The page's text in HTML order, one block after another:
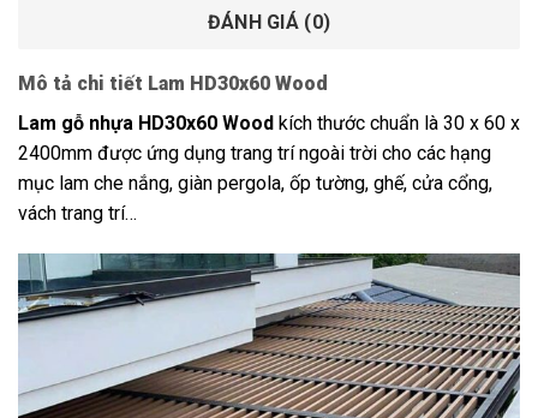
ĐÁNH GIÁ (0)
Mô tả chi tiết Lam HD30x60 Wood
Lam gỗ nhựa HD30x60 Wood kích thước chuẩn là 30 x 60 x
2400mm được ứng dụng trang trí ngoài trời cho các hạng
mục lam che nắng, giàn pergola, ốp tường, ghế, cửa cổng,
vách trang trí…